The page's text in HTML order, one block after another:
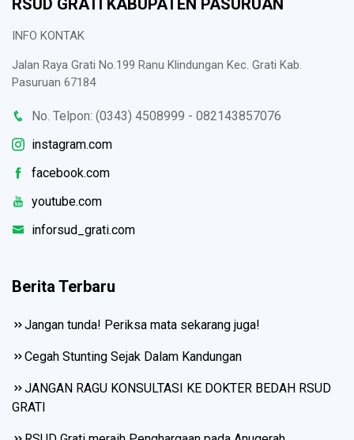
INFO KONTAK
Jalan Raya Grati No.199 Ranu Klindungan Kec. Grati Kab.
Pasuruan 67184
No. Telpon: (0343) 4508999 - 082143857076
instagram.com
facebook.com
youtube.com
inforsud_grati.com
Berita Terbaru
Jangan tunda! Periksa mata sekarang juga!
Cegah Stunting Sejak Dalam Kandungan
JANGAN RAGU KONSULTASI KE DOKTER BEDAH RSUD
GRATI